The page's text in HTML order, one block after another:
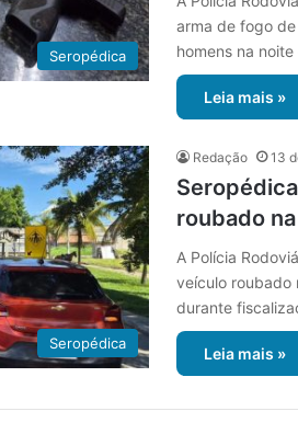
Seropédica
arma de fogo
homens na
Leia mais »
Seropédica
Redação 13
roubado
A Polícia
veículo roubado
durante
Leia mais »